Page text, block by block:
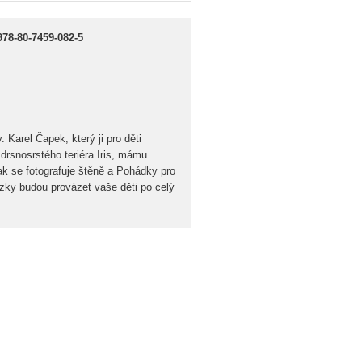
80-7459-082-5
Karel Čapek, který ji pro děti
teriéra Iris, mámu
se fotografuje štěně a Pohádky pro
budou provázet vaše děti po celý